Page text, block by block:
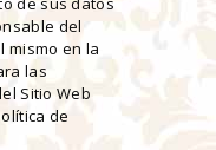
del
mismo en la
las
Sitio Web
de